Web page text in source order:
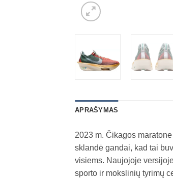
APRAŠYMAS
2023 m. Čikagos
sklandė gandai, kad tai
visiems. Naujojoje
sporto ir mokslinių tyrimų